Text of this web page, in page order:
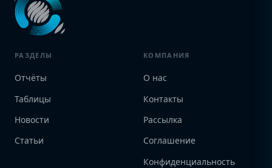
РАЗДЕЛЫ
Отчёты
Таблицы
Новости
Статьи
КОМПАНИЯ
О нас
Контакты
Рассылка
Соглашение
Конфиденциальность